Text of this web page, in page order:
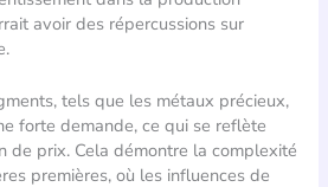
avoir des répercussions sur
tels que les métaux précieux,
forte demande, ce qui se reflète
de prix. Cela démontre la complexité
premières, où les influences de